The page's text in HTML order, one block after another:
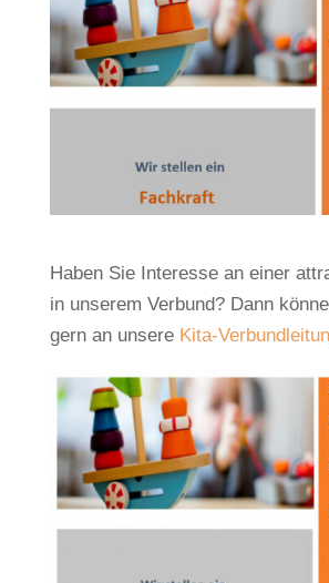
Haben Sie Interesse an einer
in unserem Verbund? Dann
gern an unsere Kita-